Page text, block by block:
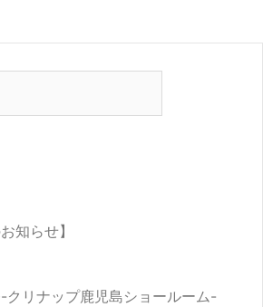
知らせ】
クリナップ鹿児島ショールーム-